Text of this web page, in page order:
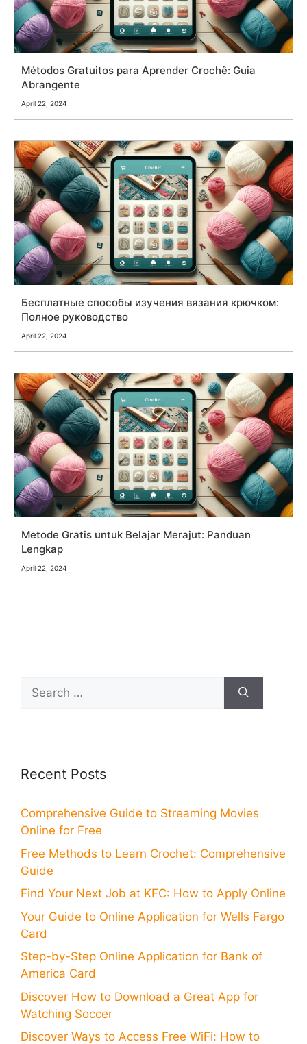
Métodos Gratuitos para Aprender Crochê: Guia
Abrangente
April 22, 2024
Бесплатные способы изучения вязания крючком:
Полное руководство
April 22, 2024
Metode Gratis untuk Belajar Merajut: Panduan
Lengkap
April 22, 2024
Search
for:
Recent Posts
Comprehensive Guide to Streaming Movies
Online for Free
Free Methods to Learn Crochet: Comprehensive
Guide
Find Your Next Job at KFC: How to Apply Online
Your Guide to Online Application for Wells Fargo
Card
Step-by-Step Online Application for Bank of
America Card
Discover How to Download a Great App for
Watching Soccer
Discover Ways to Access Free WiFi: How to